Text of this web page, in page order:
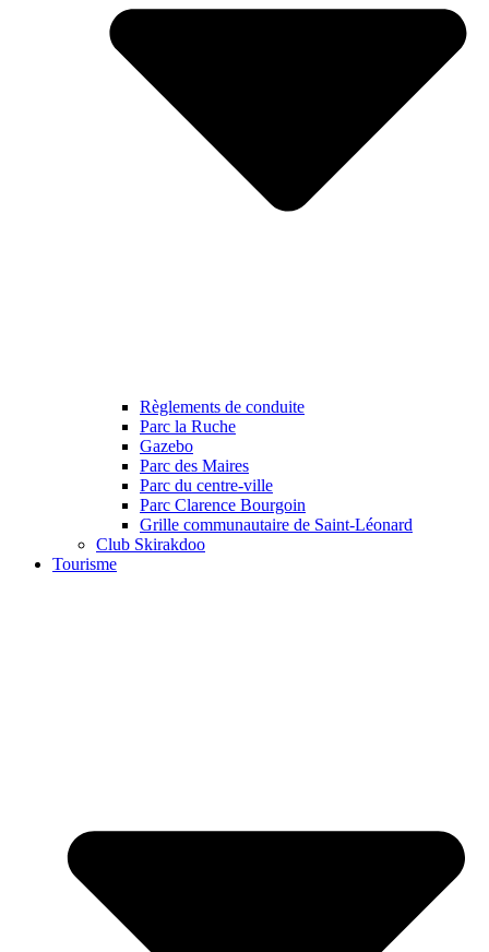
Règlements de conduite
Parc la Ruche
Gazebo
Parc des Maires
Parc du centre-ville
Parc Clarence Bourgoin
Grille communautaire de Saint-Léonard
Club Skirakdoo
Tourisme